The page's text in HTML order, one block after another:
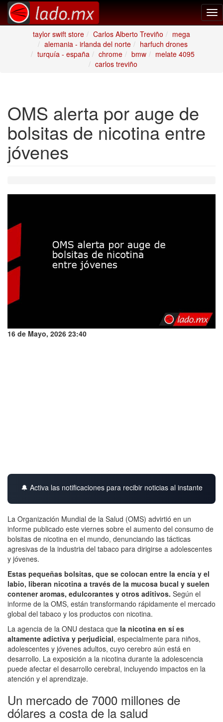
taylor swift store
Carlos Alberto Treviño
mega
alemania - irlanda del norte
harfuch drones
turquía - españa
chrome bmw
melate 4095
carlos treviño
OMS alerta por auge de
bolsitas de nicotina entre
jóvenes
16 de Mayo, 2026 23:40
🔔 Activa las notificaciones para recibir noticias al instante
La Organización Mundial de la Salud (OMS) advirtió en un
informe publicado este viernes sobre el aumento del consumo de
bolsitas de nicotina en el mundo, denunciando las tácticas
agresivas de la industria del tabaco para dirigirse a adolescentes
y jóvenes.
Estas pequeñas bolsitas, que se colocan entre la encía y el
labio, liberan nicotina a través de la mucosa bucal y suelen
contener aromas, edulcorantes y otros aditivos. Según el
informe de la OMS, están transformando rápidamente el mercado
global del tabaco y los productos con nicotina.
La agencia de la ONU destaca que la nicotina en sí es
altamente adictiva y perjudicial, especialmente para niños,
adolescentes y jóvenes adultos, cuyo cerebro aún está en
desarrollo. La exposición a la nicotina durante la adolescencia
puede afectar el desarrollo cerebral, incluyendo impactos en la
atención y el aprendizaje.
Un mercado de 7000 millones de
dólares a costa de la salud